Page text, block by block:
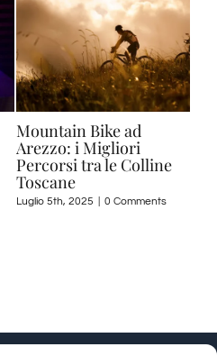
Mountain Bike ad
Arezzo: i Migliori
Percorsi tra le Colline
Toscane
Luglio 5th, 2025 0 Comments